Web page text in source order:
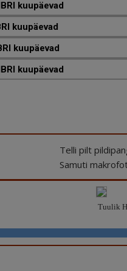
kuupäevad
kuupäevad
kuupäevad
kuupäevad
Telli pilt
Samuti
Tuulik